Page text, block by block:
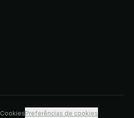
CookiesPreferências de cookies